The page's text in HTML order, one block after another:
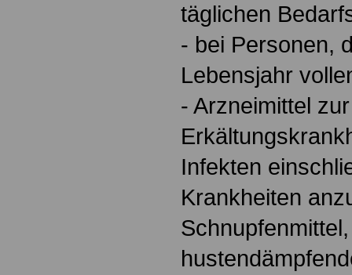
täglichen
- bei Personen,
Lebensjahr
- Arzneimittel
Infekten
Krankheiten